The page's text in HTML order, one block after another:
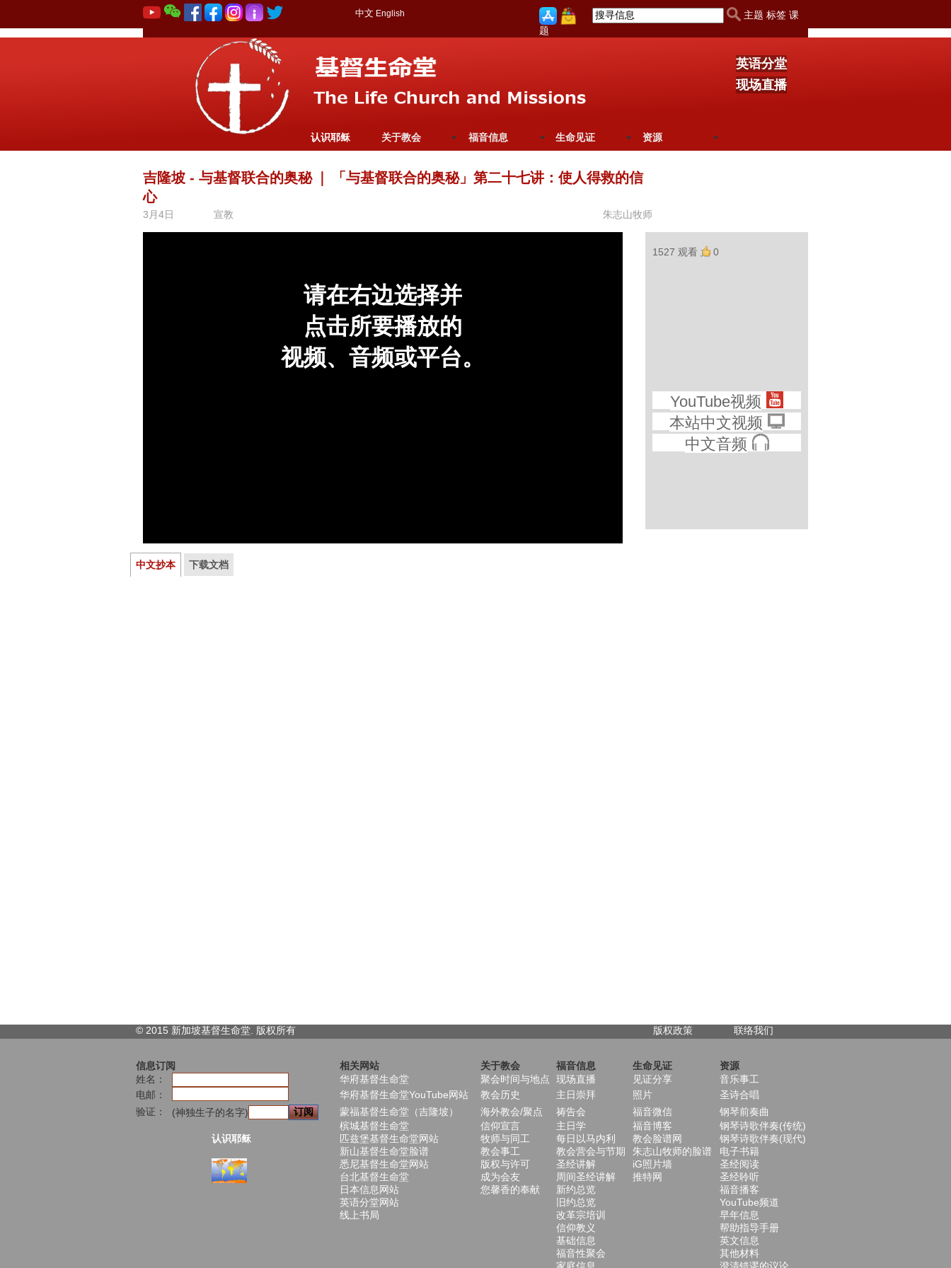
中文 English
主题 标签 课
题
英语分堂
现场直播
认识耶稣 关于教会 福音信息 生命见证 资源
吉隆坡 - 与基督联合的奥秘
「与基督联合的奥秘」第二十七讲：使人得救的信
心
3月4日 宣教 朱志山牧师
1527 观看 0
YouTube视频
本站中文视频
中文音频
中文抄本 下载文档
© 2015 新加坡基督生命堂. 版权所有 版权政策 联络我们
信息订阅 相关网站 关于教会 福音信息 生命见证
资源
姓名：
华府基督生命堂 聚会时间与地点 现场直播 见证分享
音乐事工
电邮：
华府基督生命堂YouTube网站 教会历史 主日崇拜 照片
圣诗合唱
验证：
(神独生子的名字) 蒙福基督生命堂（吉隆坡） 海外教会/聚点 祷告会 福音微信
钢琴前奏曲
槟城基督生命堂
信仰宣言 主日学 福音博客
钢琴诗歌伴奏(传统)
认识耶稣
匹兹堡基督生命堂网站 牧师与同工 每日以马内利 教会脸谱网
钢琴诗歌伴奏(现代)
新山基督生命堂脸谱
教会事工 教会营会与节期 朱志山牧师的脸谱
电子书籍
悉尼基督生命堂网站
版权与许可 圣经讲解 iG照片墙
圣经阅读
台北基督生命堂
成为会友 周间圣经讲解 推特网
圣经聆听
日本信息网站
您馨香的奉献 新约总览
福音播客
英语分堂网站
旧约总览
YouTube频道
线上书局
改革宗培训
早年信息
信仰教义
帮助指导手册
基础信息
英文信息
福音性聚会
其他材料